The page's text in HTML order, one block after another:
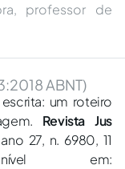
professor de
ABNT)
um roteiro
Revista Jus
27, n. 6980, 11
em: